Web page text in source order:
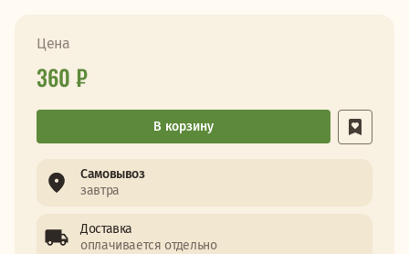
Цена
360 ₽
В корзину
Самовывоз
завтра
Доставка
оплачивается отдельно